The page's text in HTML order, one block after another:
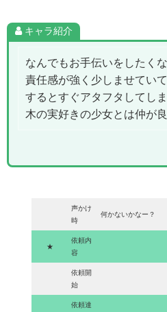
キャラ紹介
なんでもお手伝いをしたく
責任感が強く少しませてい
するとすぐアタフタしてしま
木の実好きの少女とは仲が良
声かけ
時
何かないかなー？
★
依頼内
容
依頼開
始
依頼達